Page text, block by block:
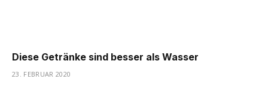
Diese Getränke sind besser als Wasser
23. FEBRUAR 2020